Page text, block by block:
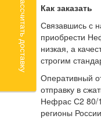
Как заказать
Связавшись с
приобрести
низкая, а
строгим
Оперативный
отправку в
Нефрас С2 80/
регионы
Рассчитать доставку